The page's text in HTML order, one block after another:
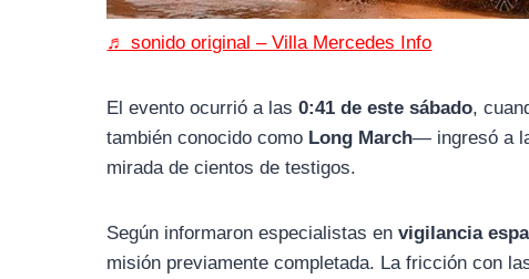
♬ sonido original – Villa Mercedes Info
El evento ocurrió a las0:41 de este sábado,
también conocido como Long March— ingresó a
mirada de cientos de testigos.
Según informaron especialistas envigilancia
misión previamente completada. La fricción con